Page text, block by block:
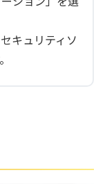
キュリティソ